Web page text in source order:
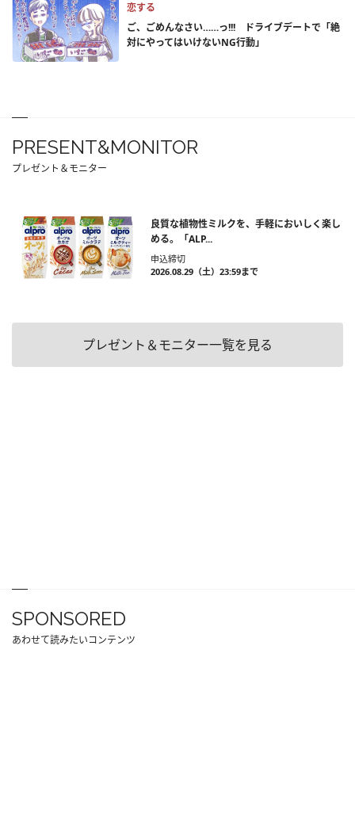
恋する
ご、ごめんなさい……っ!!! ドライブデートで「絶
対にやってはいけないNG行動」
PRESENT&MONITOR
プレゼント＆モニター
良質な植物性ミルクを、手軽においしく楽し
める。「ALP...
申込締切
2026.08.29（土）23:59まで
プレゼント＆モニター一覧を見る
SPONSORED
あわせて読みたいコンテンツ